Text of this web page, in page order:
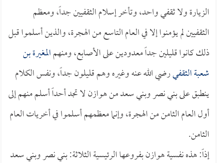
الزيارة ولا ثقفي واحد، وتأخر إسلام الثقفيين جداً، ومعظم
الثقفيين لم يؤمنوا إلا في العام التاسع من الهجرة، والذين أسلموا قبل
ذلك كانوا قليلين جداً معدودين على الأصابع، ومنهمالمغيرة بن
شعبة الثقفيرضي الله عنه وغيره وهم قليلون جداً، ونفس الكلام
ينطبق على بني نصر وبني سعد من هوازن لا تجد أحداً أسلم منهم إلى
أول العام الثامن من الهجرة، وإنما معظمهم أسلموا في أخريات العام
الثامن.
إذاً: هذه نفسية هوازن بفروعها الرئيسية الثلاثة: بني نصر وبني سعد